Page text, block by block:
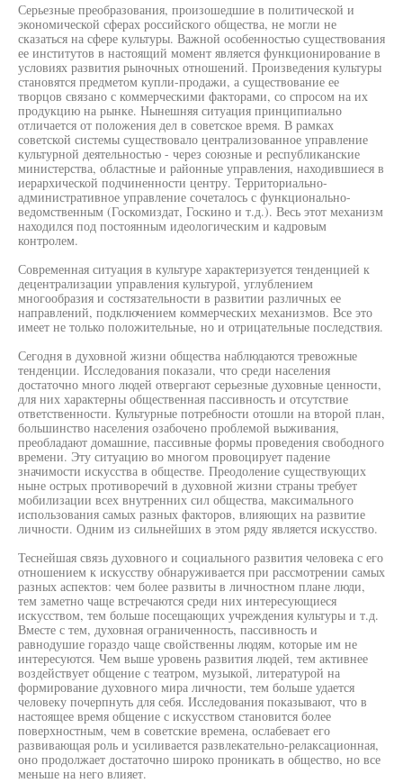
Серьезные преобразования, произошедшие в политической и
экономической сферах российского общества, не могли не
сказаться на сфере культуры. Важной особенностью существования
ее институтов в настоящий момент является функционирование в
условиях развития рыночных отношений. Произведения культуры
становятся предметом купли-продажи, а существование ее
творцов связано с коммерческими факторами, со спросом на их
продукцию на рынке. Нынешняя ситуация принципиально
отличается от положения дел в советское время. В рамках
советской системы существовало централизованное управление
культурной деятельностью - через союзные и республиканские
министерства, областные и районные управления, находившиеся в
иерархической подчиненности центру. Территориально-
административное управление сочеталось с функционально-
ведомственным (Госкомиздат, Госкино и т.д.). Весь этот механизм
находился под постоянным идеологическим и кадровым
контролем.
Современная ситуация в культуре характеризуется тенденцией к
децентрализации управления культурой, углублением
многообразия и состязательности в развитии различных ее
направлений, подключением коммерческих механизмов. Все это
имеет не только положительные, но и отрицательные последствия.
Сегодня в духовной жизни общества наблюдаются тревожные
тенденции. Исследования показали, что среди населения
достаточно много людей отвергают серьезные духовные ценности,
для них характерны общественная пассивность и отсутствие
ответственности. Культурные потребности отошли на второй план,
большинство населения озабочено проблемой выживания,
преобладают домашние, пассивные формы проведения свободного
времени. Эту ситуацию во многом провоцирует падение
значимости искусства в обществе. Преодоление существующих
ныне острых противоречий в духовной жизни страны требует
мобилизации всех внутренних сил общества, максимального
использования самых разных факторов, влияющих на развитие
личности. Одним из сильнейших в этом ряду является искусство.
Теснейшая связь духовного и социального развития человека с его
отношением к искусству обнаруживается при рассмотрении самых
разных аспектов: чем более развиты в личностном плане люди,
тем заметно чаще встречаются среди них интересующиеся
искусством, тем больше посещающих учреждения культуры и т.д.
Вместе с тем, духовная ограниченность, пассивность и
равнодушие гораздо чаще свойственны людям, которые им не
интересуются. Чем выше уровень развития людей, тем активнее
воздействует общение с театром, музыкой, литературой на
формирование духовного мира личности, тем больше удается
человеку почерпнуть для себя. Исследования показывают, что в
настоящее время общение с искусством становится более
поверхностным, чем в советские времена, ослабевает его
развивающая роль и усиливается развлекательно-релаксационная,
оно продолжает достаточно широко проникать в общество, но все
меньше на него влияет.